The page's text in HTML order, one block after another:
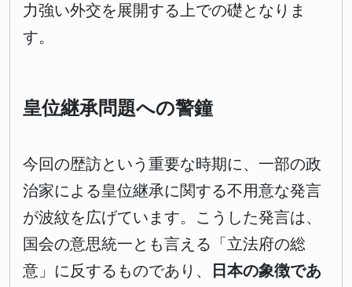
力強い外交を展開する上での礎となりま
す。
皇位継承問題への警鐘
今回の歴訪という重要な時期に、一部の政
治家による皇位継承に関する不用意な発言
が波紋を広げています。こうした発言は、
国会の意思統一とも言える「立法府の総
意」に反するものであり、
日本の象徴であ